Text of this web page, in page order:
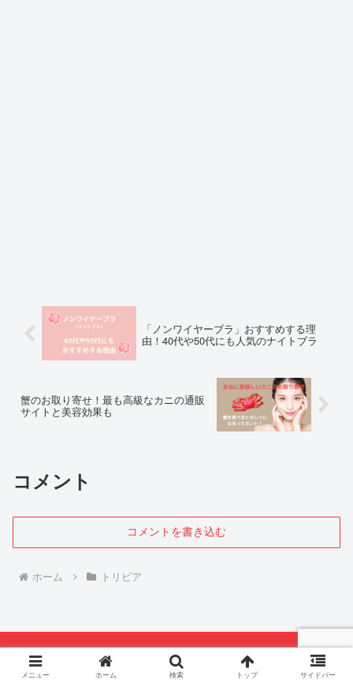
「ノンワイヤーブラ」おすすめする理
由！40代や50代にも人気のナイトブラ
蟹のお取り寄せ！最も高級なカニの通販
サイトと美容効果も
コメント
コメントを書き込む
ホーム トリビア
メニュー ホーム 検索 トップ サイドバー